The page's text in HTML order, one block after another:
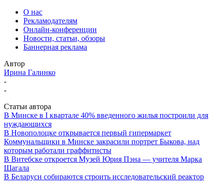
О нас
Рекламодателям
Онлайн-конференции
Новости, статьи, обзоры
Баннерная реклама
Автор
Ирина Галинко
-
-
Статьи автора
В Минске в I квартале 40% введенного жилья построили для
нуждающихся
В Новополоцке открывается первый гипермаркет
Коммунальщики в Минске закрасили портрет Быкова, над
которым работали граффитисты
В Витебске откроется Музей Юрия Пэна — учителя Марка
Шагала
В Беларуси собираются строить исследовательский реактор